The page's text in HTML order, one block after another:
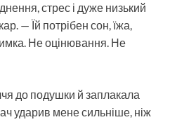
стрес і дуже низький
— Їй потрібен сон, їжа,
Не оцінювання. Не
до подушки й заплакала
ударив мене сильніше, ніж